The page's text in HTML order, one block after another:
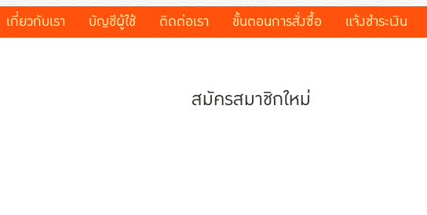
เกี่ยวกับเรา บัญชีผู้ใช้ ติดต่อเรา ขั้นตอนการสั่งซื้อ แจ้งชำระเงิน
สมัครสมาชิกใหม่